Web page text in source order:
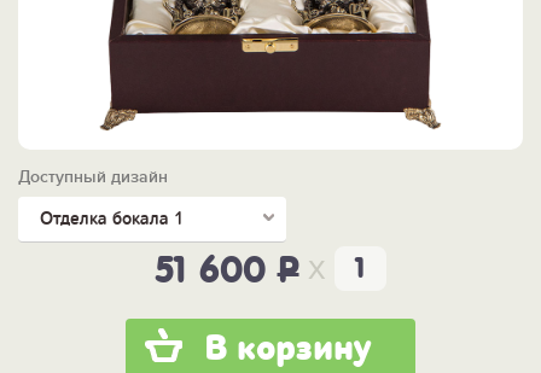
Доступный дизайн
Отделка бокала 1
51 600P x
В корзину